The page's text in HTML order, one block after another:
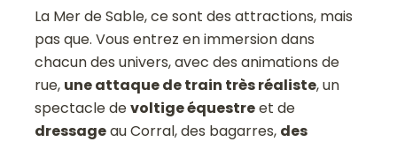
La Mer de Sable, ce sont des attractions, mais
pas que. Vous entrez en immersion dans
chacun des univers, avec des animations de
rue, une attaque de train très réaliste, un
spectacle devoltige équestreet de
dressageau Corral, des bagarres, des